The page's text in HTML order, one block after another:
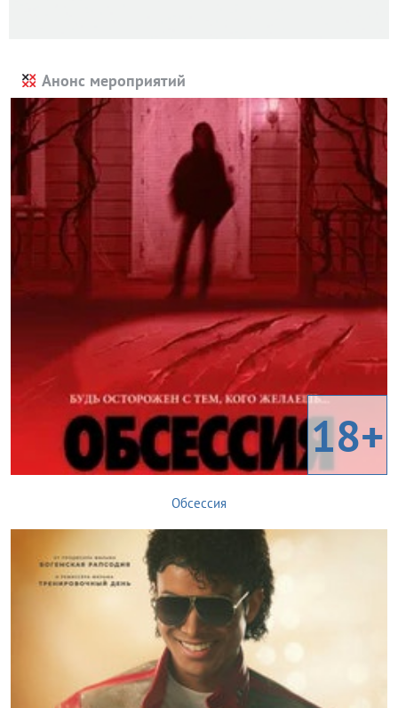
Анонс мероприятий
18+
Обсессия